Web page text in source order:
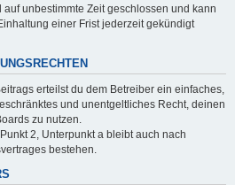
auf unbestimmte Zeit geschlossen und kann
einer Frist jederzeit gekündigt
erteilst du dem Betreiber ein einfaches,
und unentgeltliches Recht, deinen
zu nutzen.
2, Unterpunkt a bleibt auch nach
bestehen.